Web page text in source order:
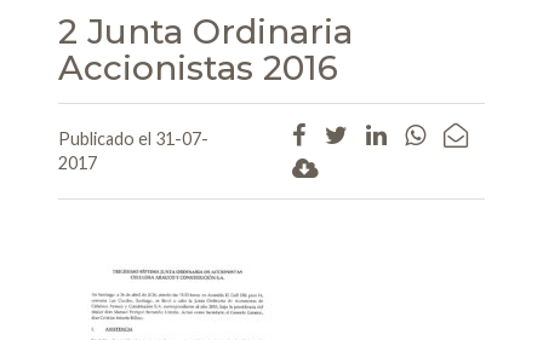
2 Junta Ordinaria
Accionistas 2016
Publicado el 31-07-
2017